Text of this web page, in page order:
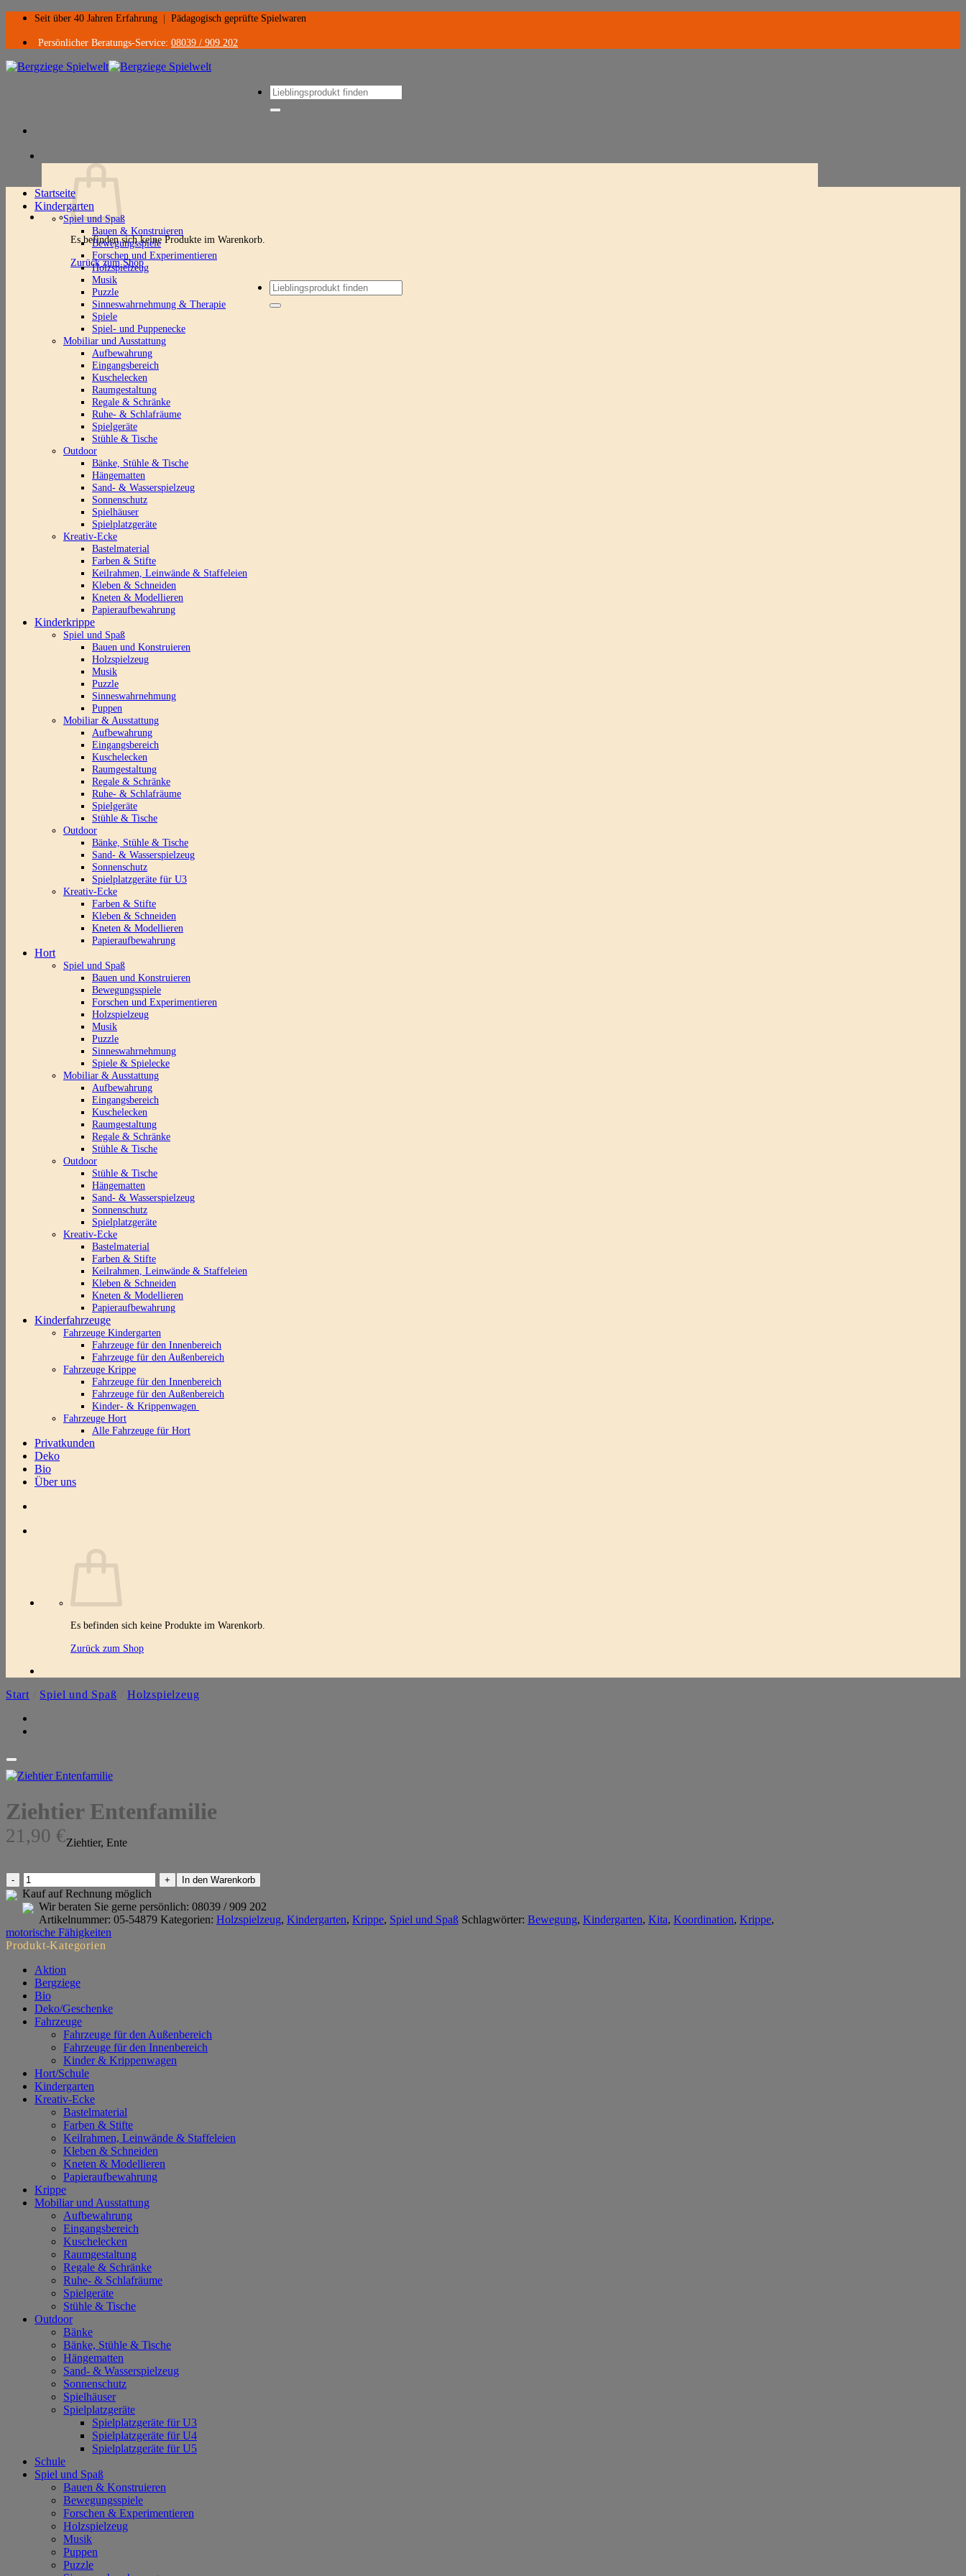
Zum
springen
Seit über 40 Jahren Erfahrung Pädagogisch geprüfte Spielwaren
Persönlicher Beratungs-Service: 08039 / 909 202
Suchen
nach:
Es befinden sich keine Produkte im Warenkorb.
Zurück zum Shop
Suchen
nach:
Startseite
Kindergarten
Spiel und Spaß
Bauen & Konstruieren
Bewegungsspiele
Forschen und Experimentieren
Holzspielzeug
Musik
Puzzle
Sinneswahrnehmung & Therapie
Spiele
Spiel- und Puppenecke
Mobiliar und Ausstattung
Aufbewahrung
Eingangsbereich
Kuschelecken
Raumgestaltung
Regale & Schränke
Ruhe- & Schlafräume
Spielgeräte
Stühle & Tische
Outdoor
Bänke, Stühle & Tische
Hängematten
Sand- & Wasserspielzeug
Sonnenschutz
Spielhäuser
Spielplatzgeräte
Kreativ-Ecke
Bastelmaterial
Farben & Stifte
Keilrahmen, Leinwände & Staffeleien
Kleben & Schneiden
Kneten & Modellieren
Papieraufbewahrung
Kinderkrippe
Spiel und Spaß
Bauen und Konstruieren
Holzspielzeug
Musik
Puzzle
Sinneswahrnehmung
Puppen
Mobiliar & Ausstattung
Aufbewahrung
Eingangsbereich
Kuschelecken
Raumgestaltung
Regale & Schränke
Ruhe- & Schlafräume
Spielgeräte
Stühle & Tische
Outdoor
Bänke, Stühle & Tische
Sand- & Wasserspielzeug
Sonnenschutz
Spielplatzgeräte für U3
Kreativ-Ecke
Farben & Stifte
Kleben & Schneiden
Kneten & Modellieren
Papieraufbewahrung
Hort
Spiel und Spaß
Bauen und Konstruieren
Bewegungsspiele
Forschen und Experimentieren
Holzspielzeug
Musik
Puzzle
Sinneswahrnehmung
Spiele & Spielecke
Mobiliar & Ausstattung
Aufbewahrung
Eingangsbereich
Kuschelecken
Raumgestaltung
Regale & Schränke
Stühle & Tische
Outdoor
Stühle & Tische
Hängematten
Sand- & Wasserspielzeug
Sonnenschutz
Spielplatzgeräte
Kreativ-Ecke
Bastelmaterial
Farben & Stifte
Keilrahmen, Leinwände & Staffeleien
Kleben & Schneiden
Kneten & Modellieren
Papieraufbewahrung
Kinderfahrzeuge
Fahrzeuge Kindergarten
Fahrzeuge für den Innenbereich
Fahrzeuge für den Außenbereich
Fahrzeuge Krippe
Fahrzeuge für den Innenbereich
Fahrzeuge für den Außenbereich
Kinder- & Krippenwagen
Fahrzeuge Hort
Alle Fahrzeuge für Hort
Privatkunden
Deko
Bio
Über uns
Es befinden sich keine Produkte im Warenkorb.
Zurück zum Shop
Start Spiel und Spaß Holzspielzeug
Ziehtier Entenfamilie
21,90 €Ziehtier, Ente
Ziehtier
Entenfamilie
Menge
In den Warenkorb
Kauf auf Rechnung möglich
Wir beraten Sie gerne persönlich: 08039 / 909 202
Artikelnummer: 05-54879 Kategorien: Holzspielzeug, Kindergarten, Krippe, Spiel und Spaß Schlagwörter: Bewegung, Kindergarten, Kita, Koordination, Krippe,
motorische Fähigkeiten
Produkt-Kategorien
Aktion
Bergziege
Bio
Deko/Geschenke
Fahrzeuge
Fahrzeuge für den Außenbereich
Fahrzeuge für den Innenbereich
Kinder & Krippenwagen
Hort/Schule
Kindergarten
Kreativ-Ecke
Bastelmaterial
Farben & Stifte
Keilrahmen, Leinwände & Staffeleien
Kleben & Schneiden
Kneten & Modellieren
Papieraufbewahrung
Krippe
Mobiliar und Ausstattung
Aufbewahrung
Eingangsbereich
Kuschelecken
Raumgestaltung
Regale & Schränke
Ruhe- & Schlafräume
Spielgeräte
Stühle & Tische
Outdoor
Bänke
Bänke, Stühle & Tische
Hängematten
Sand- & Wasserspielzeug
Sonnenschutz
Spielhäuser
Spielplatzgeräte
Spielplatzgeräte für U3
Spielplatzgeräte für U4
Spielplatzgeräte für U5
Schule
Spiel und Spaß
Bauen & Konstruieren
Bewegungsspiele
Forschen & Experimentieren
Holzspielzeug
Musik
Puppen
Puzzle